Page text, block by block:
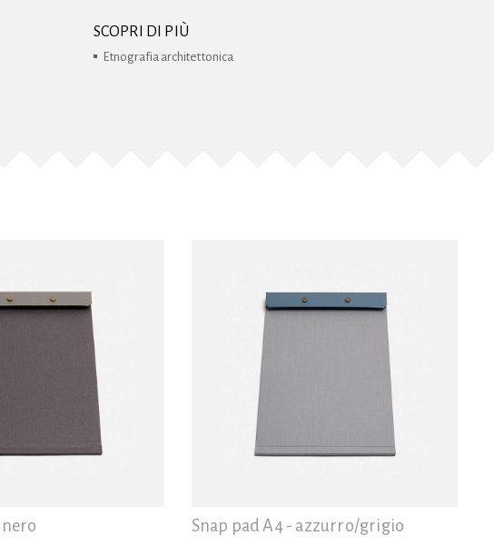
SCOPRI DI PIÙ
Etnografia architettonica
nero
Snap pad A4 - azzurro/grigio